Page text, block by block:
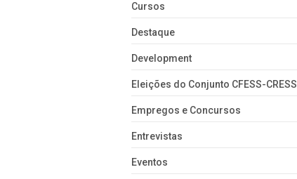
Cursos
Destaque
Development
Eleições do Conjunto CFESS-CRESS
Empregos e Concursos
Entrevistas
Eventos